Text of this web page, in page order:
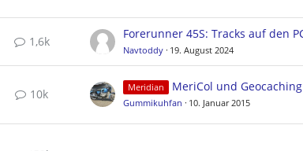
1,6k
Navtoddy 19. August 2024
10k Meridian MeriCol und Geocaching
Gummikuhfan 10. Januar 2015